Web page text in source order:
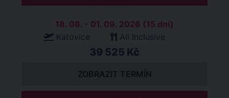
18. 08. - 01. 09. 2026 (15 dní)
Katovice
All Inclusive
39 525 Kč
ZOBRAZIT TERMÍN